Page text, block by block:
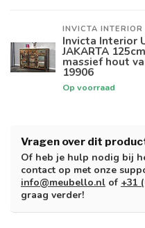
INVICTA INTERIOR
Invicta Interior
JAKARTA
massief hout
19906
Op voorraad
Vragen over dit
Of heb je hulp nodig bij
contact op met onze
info@meubello.nl of +31
graag verder!